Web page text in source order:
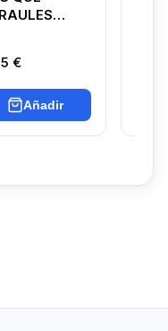
€
Añadir